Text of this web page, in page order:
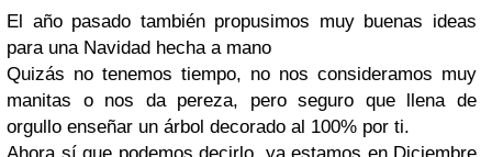
El año pasado también propusimos muy buenas ideas
para una Navidad hecha a mano
Quizás no tenemos tiempo, no nos consideramos muy
manitas o nos da pereza, pero seguro que llena de
orgullo enseñar un árbol decorado al 100% por ti.
Ahora sí que podemos decirlo, ya estamos en Diciembre